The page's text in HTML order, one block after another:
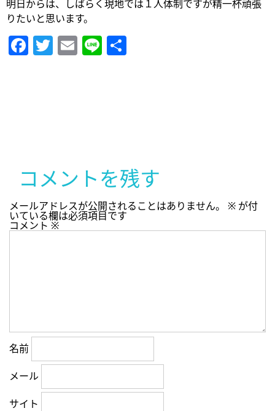
明日からは、しばらく現地では１人体制ですが精一杯頑張
りたいと思います。
Facebook
Twitter
Email
Line
コメントを残す
メールアドレスが公開されることはありません。 ※ が付
いている欄は必須項目です
コメント ※
名前
メール
サイト